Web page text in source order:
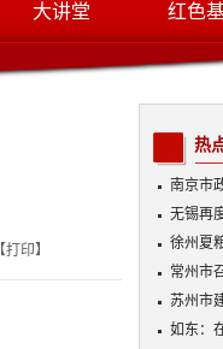
大讲堂 红色
打印】
热
南京市
无锡再
入局AI
徐州夏
常州市
苏州市
如东：